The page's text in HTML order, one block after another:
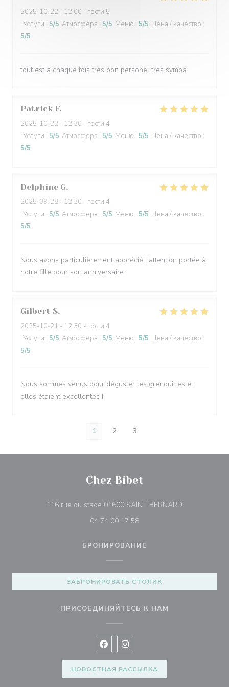
2025-10-22 - 12:00 - гости 5
Услуги : 5/5 Атмосфера : 5/5 Меню : 5/5 Цена / качество :
5/5
tout est a chaque fois tres bon personel tres sympa
Patrick F
2025-10-22 - 12:30 - гости 4
Услуги : 5/5 Атмосфера : 5/5 Меню : 5/5 Цена / качество :
5/5
Delphine G
2025-09-28 - 12:30 - гости 4
Услуги : 5/5 Атмосфера : 5/5 Меню : 5/5 Цена / качество :
5/5
Nous avons particulièrement apprécié l’attention portée à
notre fille pour son anniversaire
Gilbert S
2025-10-21 - 12:30 - гости 4
Услуги : 5/5 Атмосфера : 5/5 Меню : 5/5 Цена / качество :
5/5
Nous sommes venus pour déguster les grenouilles et
elles étaient excellentes !
1 2 3
Chez Bibet
116 rue du stade 01600 SAINT BERNARD
04 74 00 17 58
БРОНИРОВАНИЕ
ЗАБРОНИРОВАТЬ СТОЛИК
ПРИСОЕДИНЯЙТЕСЬ К НАМ
Facebook ((открывается в новом
Instagram ((открывается в
НОВОСТНАЯ РАССЫЛКА